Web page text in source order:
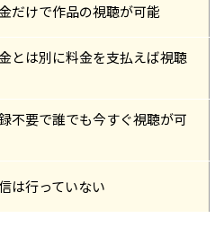
だけで作品の視聴が可能
とは別に料金を支払えば視聴
不要で誰でも今すぐ視聴が可
は行っていない